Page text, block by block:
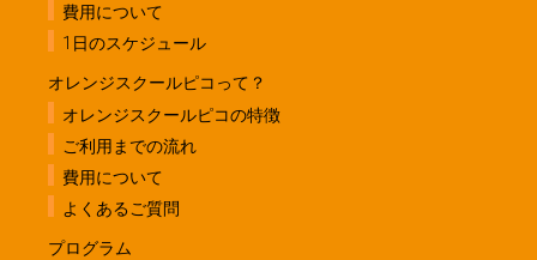
費用について
1日のスケジュール
オレンジスクールピコって？
オレンジスクールピコの特徴
ご利用までの流れ
費用について
よくあるご質問
プログラム